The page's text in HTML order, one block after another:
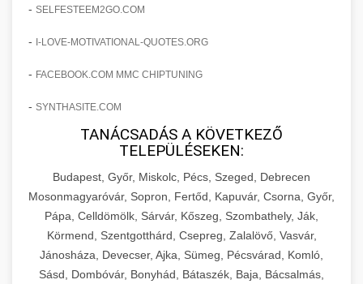
amelyek valós eredményeket hoznak.
szonyegtisztito.net
marketing stratégiai tervrajz
útjáról, bemutatva az utat a küzdő praxistól a
virágzó vállalkozásig 150%-os növekedéssel.
klinika átalakulási történet
Érdeklődés 150%-os Fokozása
Technikák és módszerek a páciensek
érdeklődésének és elkötelezettségének drámai
növeléséhez. Egy 150%-os fellendülési
esettanulmány gyakorlati betekintésekkel.
weboldal-keszites.co
elkötelezettség erősítési módszerek
🎮 19. AI Google Ads és Meta
Kampány Kezelés
Fejlett AI-alapú Google Ads és Meta hirdetési
kampánykezelés. Optimalizálja hirdetési
költségvetését gépi tanulással és
automatizálással.
🍞 20. Ipari Dagasztógép +
Professzionális ipari dagasztógépek és
- SELFESTEEM2GO.COM
- I-LOVE-MOTIVATIONAL-QUOTES.ORG
- FACEBOOK.COM MMC CHIPTUNING
- SYNTHASITE.COM
TANÁCSADÁS A KÖVETKEZŐ
TELEPÜLÉSEKEN:
Budapest, Győr, Miskolc, Pécs, Szeged, Debrecen
Mosonmagyaróvár, Sopron, Fertőd, Kapuvár, Csorna, Győr,
Pápa, Celldömölk, Sárvár, Kőszeg, Szombathely, Ják,
Körmend, Szentgotthárd, Csepreg, Zalalövő, Vasvár,
Jánosháza, Devecser, Ajka, Sümeg, Pécsvárad, Komló,
Sásd, Dombóvár, Bonyhád, Bátaszék, Baja, Bácsalmás,